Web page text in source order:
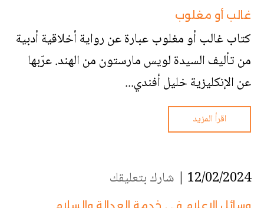
غالب أو مغلوب
كتاب غالب أو مغلوب عبارة عن رواية أخلاقية أدبية
من تأليف السيدة لويس مارستون من الهند. عرّبها
عن الإنكليزية خليل أفندي...
اقرأ المزيد
12/02/2024 | شارك بتعليقك